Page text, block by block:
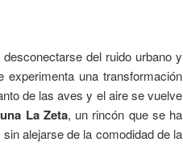
del ruido urbano y
experimenta una transformación
de las aves y el aire se vuelve
La Zeta, un rincón que se ha
alejarse de la comodidad de la